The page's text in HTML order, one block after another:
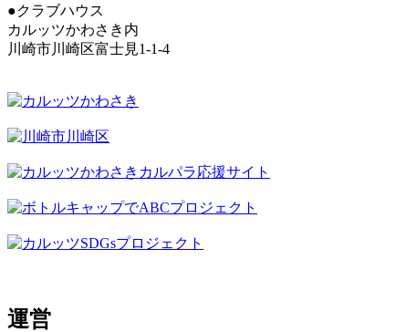
●クラブハウス
カルッツかわさき内
川崎市川崎区富士見1-1-4
運営